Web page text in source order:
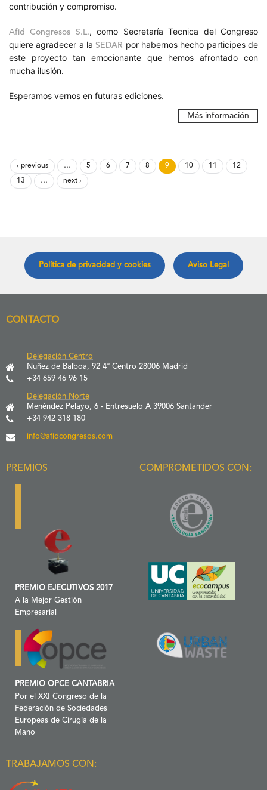
contribución y compromiso.
Afid Congresos S.L., como Secretaría Tecnica del Congreso
quiere agradecer a la SEDAR por habernos hecho participes de
este proyecto tan emocionante que hemos afrontado con
mucha ilusión.
Esperamos vernos en futuras ediciones.
Más información
‹ previous … 5 6 7 8 9 10 11 12
13 … next ›
Política de privacidad y cookies Aviso Legal
CONTACTO
Delegación Centro
Nuñez de Balboa, 92 4º Centro 28006 Madrid
+34 659 46 96 15
Delegación Norte
Menéndez Pelayo, 6 - Entresuelo A 39006 Santander
+34 942 318 180
info@afidcongresos.com
PREMIOS
PREMIO EJECUTIVOS 2017
A la Mejor Gestión
Empresarial
PREMIO OPCE CANTABRIA
Por el XXI Congreso de la
Federación de Sociedades
Europeas de Cirugía de la
Mano
COMPROMETIDOS CON:
TRABAJAMOS CON: